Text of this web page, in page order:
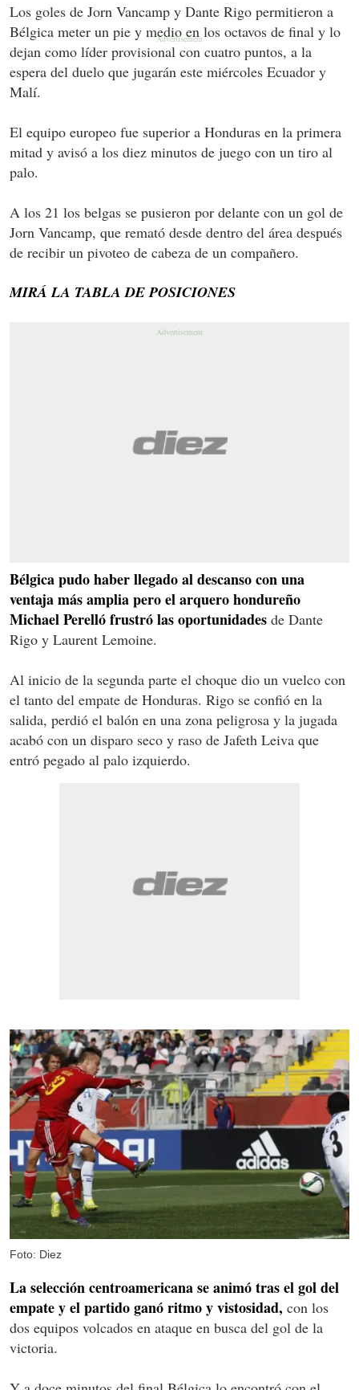
Los goles de Jorn Vancamp y Dante Rigo permitieron a
Bélgica meter un pie y medio en los octavos de final y lo
dejan como líder provisional con cuatro puntos, a la
espera del duelo que jugarán este miércoles Ecuador y
Malí.
El equipo europeo fue superior a Honduras en la primera
mitad y avisó a los diez minutos de juego con un tiro al
palo.
A los 21 los belgas se pusieron por delante con un gol de
Jorn Vancamp, que remató desde dentro del área después
de recibir un pivoteo de cabeza de un compañero.
MIRÁ LA TABLA DE POSICIONES
Bélgica pudo haber llegado al descanso con una
ventaja más amplia pero el arquero hondureño
Michael Perelló frustró las oportunidades de Dante
Rigo y Laurent Lemoine.
Al inicio de la segunda parte el choque dio un vuelco con
el tanto del empate de Honduras. Rigo se confió en la
salida, perdió el balón en una zona peligrosa y la jugada
acabó con un disparo seco y raso de Jafeth Leiva que
entró pegado al palo izquierdo.
Foto: Diez
La selección centroamericana se animó tras el gol del
empate y el partido ganó ritmo y vistosidad, con los
dos equipos volcados en ataque en busca del gol de la
victoria.